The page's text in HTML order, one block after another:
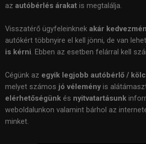
az autóbérlés árakat is megtalálja.
Visszatérő ügyfeleinknek akár
autókért többnyire el kell jönni, de van
is kérni. Ebben az esetben felárral kell
Cégünk az egyik legjobb autóbérlő /
melyet számos jó véleményis
elérhetőségünk és nyitvatartásunk
weboldalunkon valamint bárhol az
minket.